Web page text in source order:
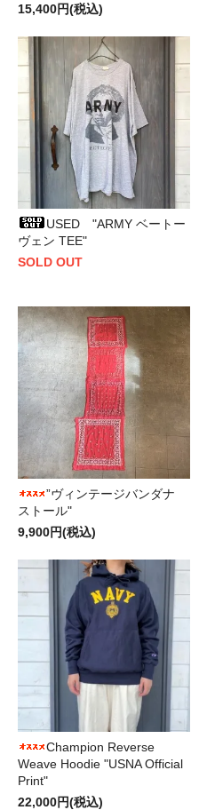
15,400円(税込)
USED "ARMY ベートー
ヴェン TEE"
SOLD OUT
”ヴィンテージバンダナ
ストール"
9,900円(税込)
Champion Reverse
Weave Hoodie "USNA Official
Print"
22,000円(税込)